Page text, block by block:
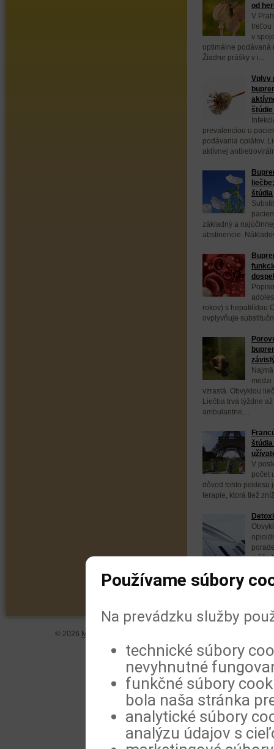
od
V
treťou
v
optimálne podávaná
Žiadne prášky v i...
Vplyv
štúdie
prevalenciou u
podávania opiátov.
aktívnej
štúdia
základný a
abstinencie.
rokov) s hepatitídou
ovplyvňuje
medzi
vzrastá. Obvyklou
Liečba trvá týždne
ambulantne,...
V
počet
dôvod tohto poklesu
terapie, ktorá tiež
môže
© 2026 MeDitorial
Používame súbory
Na prevádzku služby
technické súbory
nevyhnutné
funkčné súbory
bola naša stránka
analytické súbory
analýzu údajov s